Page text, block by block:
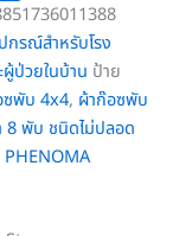
กรณ์สำหรับโรง
ป่วยในบ้าน ป้าย
ซพับ 4x4, ผ้าก๊อซพับ
8 พับ ชนิดไม่ปลอด
PHENOMA